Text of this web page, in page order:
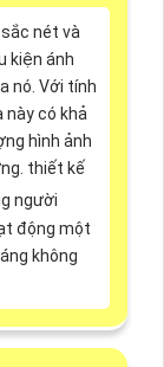
sắc nét và
kiện ánh
nó. Với tính
này có khả
hình ảnh
thiết kế
người
động một
không